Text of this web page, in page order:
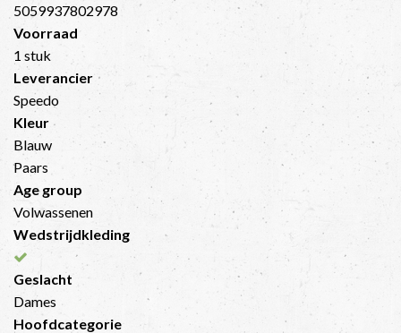
5059937802978
Voorraad
1 stuk
Leverancier
Speedo
Kleur
Blauw
Paars
Age group
Volwassenen
Wedstrijdkleding
Geslacht
Dames
Hoofdcategorie